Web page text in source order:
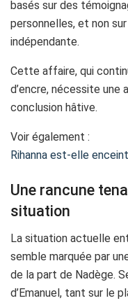
basés sur des
personnelles, et non
indépendante.
Cette affaire, qui
d’encre, nécessite
conclusion hâtive.
Voir également :
Rihanna est-elle
Une rancune
situation
La situation actuelle
semble marquée par
de la part de Nadège.
d’Emanuel, tant sur le